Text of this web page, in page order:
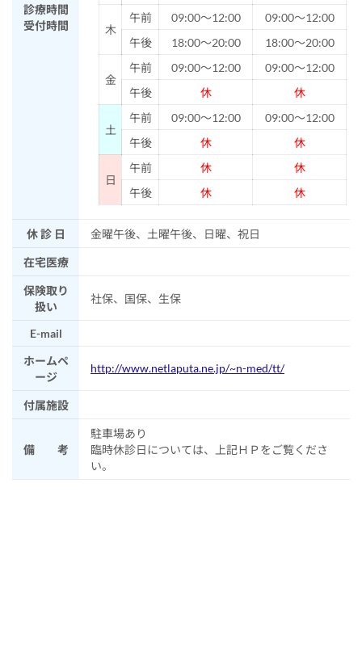
診療時間
受付時間
木
午前 09:00～12:00
09:00～12:00
午後
18:00～20:00 18:00～20:00
金
午前 09:00～12:00
09:00～12:00
午後
休 休
土
午前 09:00～12:00
09:00～12:00
午後
休 休
日
午前 休
休
午後
休 休
休 診 日 金曜午後、土曜午後、日曜、祝日
在宅医療
保険取り
扱い
社保、国保、生保
E-mail
ホームペ
ージ
http://www.netlaputa.ne.jp/~n-med/tt/
付属施設
備 考
駐車場あり
臨時休診日については、上記ＨＰをご覧くださ
い。